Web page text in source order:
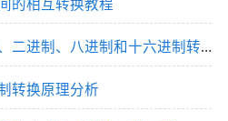
PHP函数篇详解十进制、二进制、八进制和十六进制转换函数说明
转换原理分析